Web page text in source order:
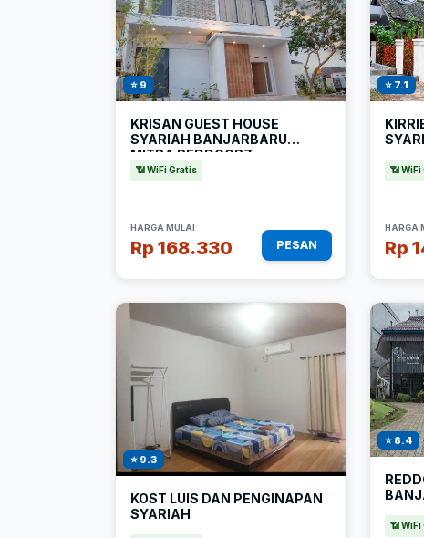
⭐ 9
KRISAN GUEST HOUSE
SYARIAH BANJARBARU
MITRA REDDOORZ
📶 WiFi Gratis
HARGA MULAI
Rp 168.330 PESAN
⭐ 7.1
📶
HARGA
Rp
⭐ 9.3
KOST LUIS DAN PENGINAPAN
SYARIAH
⭐ 8.4
📶